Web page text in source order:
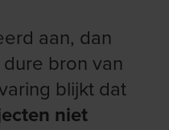
aan, dan
bron van
blijkt dat
niet